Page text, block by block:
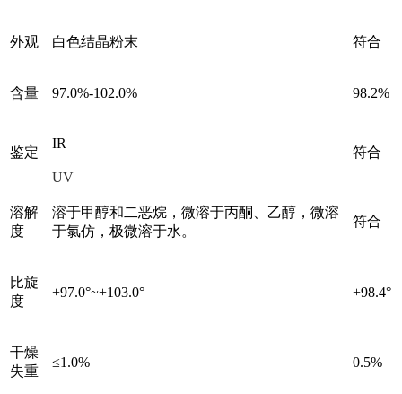
外观 白色结晶粉末 符合
含量 97.0%-102.0% 98.2%
鉴定
IR
符合
UV
溶解
度
溶于甲醇和二恶烷，微溶于丙酮、乙醇，微溶
于氯仿，极微溶于水。
符合
比旋
度
+97.0°~+103.0° +98.4°
干燥
失重
≤1.0% 0.5%